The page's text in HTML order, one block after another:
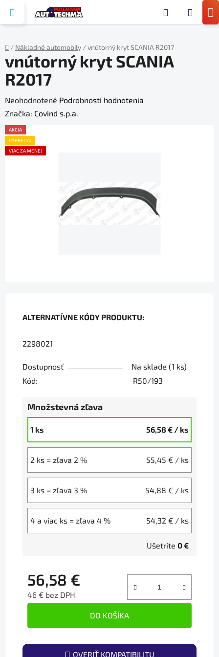
obsah
Domov
/ Nákladné automobily /vnútorný kryt SCANIA R2017
ALTERNATÍVNE KÓDY PRODUKTU:
2298021
Dostupnosť Na sklade (1 ks)
Kód:
R50/193
Množstevná zľava
1 ks 56,58 € / ks
2 ks = zľava 2 % 55,45 € / ks
3 ks = zľava 3 % 54,88 € / ks
4 a viac ks = zľava 4 % 54,32 € / ks
Ušetríte 0 €
56,58 €
46 € bez DPH
DO KOŠÍKA
OVERIŤ KOMPATIBILITU
vnútorný kryt SCANIA
R2017
Priemerné
hodnotenie
produktu
je
0,0
Neohodnotené Podrobnosti hodnotenia
Značka: Covind s.p.a.
AKCIA
VÝPREDAJ
VIAC ZA MENEJ